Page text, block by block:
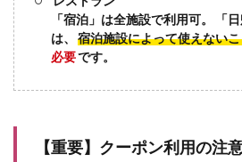
「宿泊」は全施設で利用可。
「
は、
宿泊施設によって使えない
必要です。
【重要】クーポン利用の注